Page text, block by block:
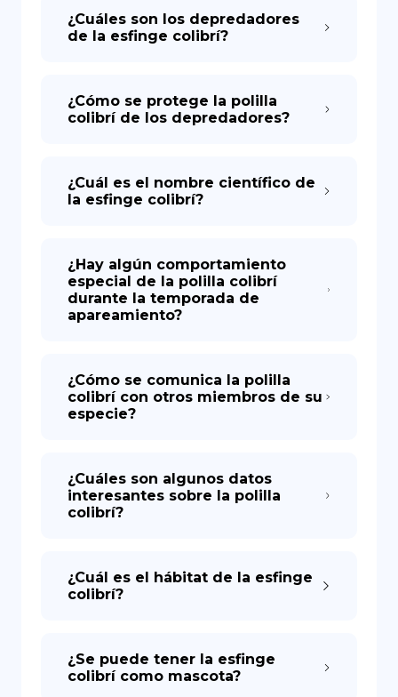
¿Cuáles son los depredadores
de la esfinge colibrí?
¿Cómo se protege la polilla
colibrí de los depredadores?
¿Cuál es el nombre científico de
la esfinge colibrí?
¿Hay algún comportamiento
especial de la polilla colibrí
durante la temporada de
apareamiento?
¿Cómo se comunica la polilla
colibrí con otros miembros de su
especie?
¿Cuáles son algunos datos
interesantes sobre la polilla
colibrí?
¿Cuál es el hábitat de la esfinge
colibrí?
¿Se puede tener la esfinge
colibrí como mascota?